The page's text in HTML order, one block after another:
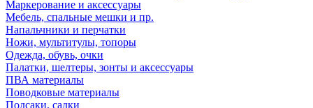
Маркерование и аксессуары
Мебель, спальные мешки и пр.
Напальчники и перчатки
Ножи, мультитулы, топоры
Одежда, обувь, очки
Палатки, шелтеры, зонты и аксессуары
ПВА материалы
Поводковые материалы
Подсаки, садки